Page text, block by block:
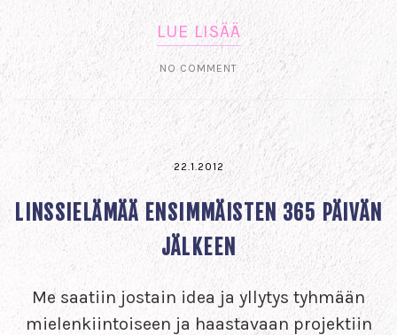
LUE LISÄÄ
NO COMMENT
22.1.2012
LINSSIELÄMÄÄ ENSIMMÄISTEN 365 PÄIVÄN
JÄLKEEN
Me saatiin jostain idea ja yllytys tyhmään
mielenkiintoiseen ja haastavaan projektiin